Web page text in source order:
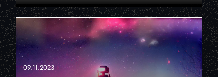
09.11.2023